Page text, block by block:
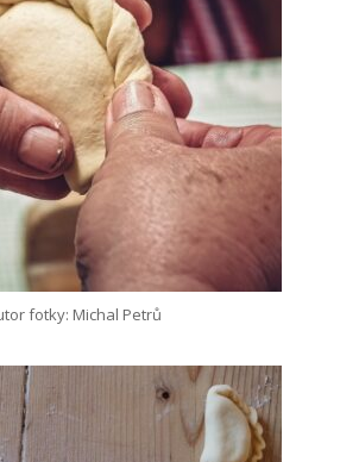
fotky: Michal Petrů